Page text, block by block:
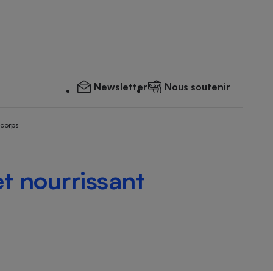
Newsletter Nous soutenir
nourrissant